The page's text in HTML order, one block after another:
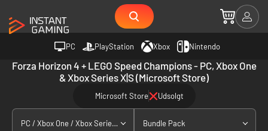
PC PlayStation Xbox Nintendo
Forza Horizon 4 + LEGO Speed Champions - PC, Xbox One
& Xbox Series X|S (Microsoft Store)
Microsoft Store Udsolgt
PC / Xbox One / Xbox Series X|S Bundle Pack